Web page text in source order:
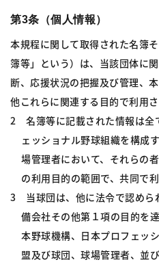
第3条（個人情報）
本規程に関して取得された名簿
簿等」という）は、当該団体に
断、応援状況の把握及び管理、
他これらに関連する目的で利用さ
2 名簿等に記載された情報は全
ェッショナル野球組織を構成
場管理者において、それらの
の利用目的の範囲で、共同で利
3 当球団は、他に法令で認めら
備会社その他第１項の目的を
本野球機構、日本プロフェッ
盟及び球団、球場管理者、並